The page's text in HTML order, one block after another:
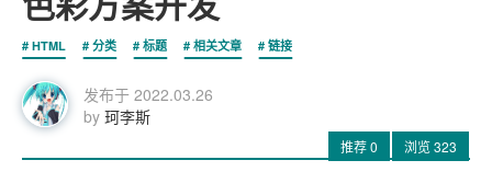
HTML 分类 标题 相关文章 链接
发布于 2022.03.26
by 珂李斯
推荐0 浏览323